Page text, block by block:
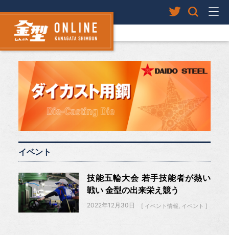
イベント
技能五輪大会 若手技能者が熱い
戦い 金型の出来栄え競う
2022年12月30日 イベント情報 イベント